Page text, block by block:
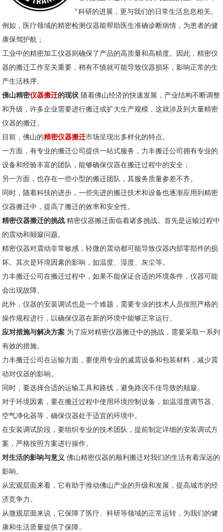
科研的进展，更与我们的日常生活息息相关。
例如，医疗领域的精密检测仪器能帮助医生准确诊断病情，为患者的健
康保驾护航；
工业中的精密加工仪器则确保了产品的高质量和高精度。因此，精密仪
器的搬迁工作至关重要，稍有不慎就可能导致仪器损坏，影响正常的生
产生活秩序。
佛山精密仪器搬迁的现状 随着佛山经济的快速发展，产业结构不断调整
和升级，许多企业需要进行搬迁或扩大生产规模，这就涉及到大量精密
仪器的搬迁。
目前，佛山的精密仪器搬迁市场呈现出多样化的特点。
一方面，有专业的搬迁公司提供一站式服务，力丰搬迁公司拥有专业的
设备和经验丰富的团队，能够确保仪器在搬迁过程中的安全；
另一方面，也存在一些小型的搬迁团队，其服务质量参差不齐。
同时，随着科技的进步，一些先进的搬迁技术和设备也逐渐应用到精密
仪器搬迁中，提高了搬迁的效率和安全性。
精密仪器搬迁的挑战 精密仪器搬迁面临着诸多挑战。首先是运输过程中
的震动和颠簸问题。
精密仪器对震动非常敏感，轻微的震动都可能导致仪器内部零部件的损
坏。其次是环境因素的影响，如温度、湿度、灰尘等。
力丰搬迁公司在搬迁过程中，如果不能保证合适的环境条件，仪器可能
会出现故障。
此外，仪器的安装调试也是一个难题，需要专业的技术人员按照严格的
操作规程进行，以确保仪器在新的环境中能够正常运行。
应对措施与解决方案 为了应对精密仪器搬迁中的挑战，需要采取一系列
有效的措施。
力丰搬迁公司在运输方面，要使用专业的减震设备和包装材料，减少震
动对仪器的影响。
同时，要选择合适的运输工具和路线，避免路况不佳导致的颠簸。
对于环境因素，要在搬迁过程中使用环境控制设备，如温湿度调节器、
空气净化器等，确保仪器处于适宜的环境中。
在安装调试阶段，要组织专业的技术团队，提前制定详细的安装调试方
案，严格按照方案进行操作。
对生活的影响与意义佛山精密仪器的顺利搬迁对我们的生活有着深远的
影响。
从宏观层面来看，它有助于推动佛山产业的升级和发展，提高城市的经
济竞争力。
从微观层面来说，它保障了医疗、科研等领域的正常运转，为我们的健
康和生活质量提供了保障。